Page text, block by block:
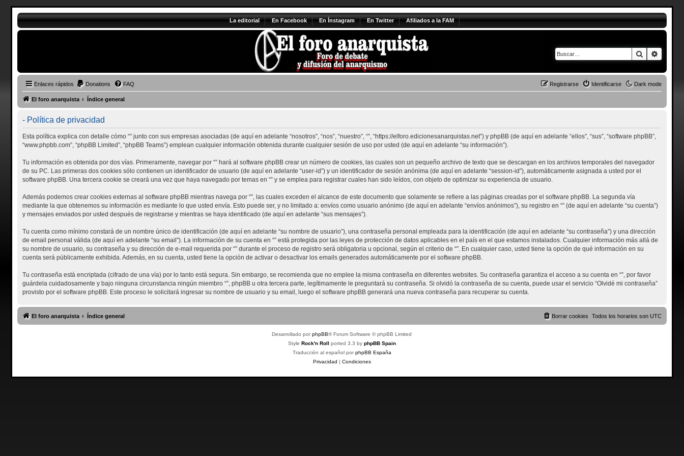
La editorial En Facebook En Ínstagram En Twitter Afiliados a la FAM
Buscar
Enlaces rápidos Dark mode
Donations FAQ Identificarse
Registrarse
El foro anarquista Índice general
- Política de privacidad
Esta política explica con detalle cómo “” junto con sus empresas asociadas (de aquí en adelante “nosotros”, “nos”, “nuestro”, “”, “https://elforo.edicionesanarquistas.net”) y phpBB (de aquí en adelante “ellos”, “sus”, “software phpBB”,
“www.phpbb.com”, “phpBB Limited”, “phpBB Teams”) emplean cualquier información obtenida durante cualquier sesión de uso por usted (de aquí en adelante “su información”).
Tu información es obtenida por dos vías. Primeramente, navegar por “” hará al software phpBB crear un número de cookies, las cuales son un pequeño archivo de texto que se descargan en los archivos temporales del navegador
de su PC. Las primeras dos cookies sólo contienen un identificador de usuario (de aquí en adelante “user-id”) y un identificador de sesión anónima (de aquí en adelante “session-id”), automáticamente asignada a usted por el
software phpBB. Una tercera cookie se creará una vez que haya navegado por temas en “” y se emplea para registrar cuales han sido leídos, con objeto de optimizar su experiencia de usuario.
Además podemos crear cookies externas al software phpBB mientras navega por “”, las cuales exceden el alcance de este documento que solamente se refiere a las páginas creadas por el software phpBB. La segunda vía
mediante la que obtenemos su información es mediante lo que usted envía. Esto puede ser, y no limitado a: envíos como usuario anónimo (de aquí en adelante “envíos anónimos”), su registro en “” (de aquí en adelante “su cuenta”)
y mensajes enviados por usted después de registrarse y mientras se haya identificado (de aquí en adelante “sus mensajes”).
Tu cuenta como mínimo constará de un nombre único de identificación (de aquí en adelante “su nombre de usuario”), una contraseña personal empleada para la identificación (de aquí en adelante “su contraseña”) y una dirección
de email personal válida (de aquí en adelante “su email”). La información de su cuenta en “” está protegida por las leyes de protección de datos aplicables en el país en el que estamos instalados. Cualquier información más allá de
su nombre de usuario, su contraseña y su dirección de e-mail requerida por “” durante el proceso de registro será obligatoria u opcional, según el criterio de “”. En cualquier caso, usted tiene la opción de qué información en su
cuenta será públicamente exhibida. Además, en su cuenta, usted tiene la opción de activar o desactivar los emails generados automáticamente por el software phpBB.
Tu contraseña está encriptada (cifrado de una vía) por lo tanto está segura. Sin embargo, se recomienda que no emplee la misma contraseña en diferentes websites. Su contraseña garantiza el acceso a su cuenta en “”, por favor
guárdela cuidadosamente y bajo ninguna circunstancia ningún miembro “”, phpBB u otra tercera parte, legítimamente le preguntará su contraseña. Si olvidó la contraseña de su cuenta, puede usar el servicio “Olvidé mi contraseña”
provisto por el software phpBB. Este proceso le solicitará ingresar su nombre de usuario y su email, luego el software phpBB generará una nueva contraseña para recuperar su cuenta.
El foro anarquista Índice general Todos los horarios sonUTC
Borrar cookies
Desarrollado porphpBB® Forum Software © phpBB Limited
Style Rock'n Roll ported 3.3 by phpBB Spain
Traducción al español porphpBB España
Privacidad | Condiciones